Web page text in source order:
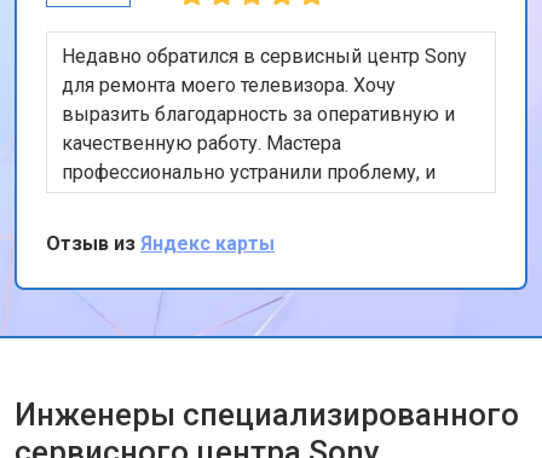
Недавно обратился в сервисный центр Sony
для ремонта моего телевизора. Хочу
выразить благодарность за оперативную и
качественную работу. Мастера
профессионально устранили проблему, и
теперь мой телевизор работает безупречно.
Особенно порадовало, что ремонт был
выполнен в тот же день. Спасибо за вашу
работу!
Отзыв из Яндекс карты
Инженеры специализированного